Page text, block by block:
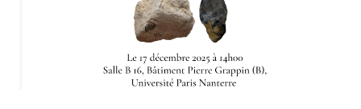
À
GONUR
DÉPÉ
AU
TURKMÉNISTAN »